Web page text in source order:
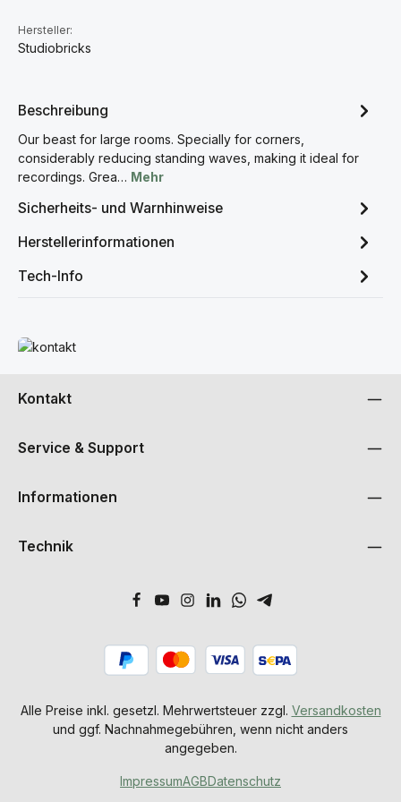
Hersteller:
Studiobricks
Beschreibung
Our beast for large rooms. Specially for corners,
considerably reducing standing waves, making it ideal for
recordings. Grea… Mehr
Sicherheits- und Warnhinweise
Herstellerinformationen
Tech-Info
Mehr erfahren
Kontakt
Service & Support
Informationen
Technik
Alle Preise inkl. gesetzl. Mehrwertsteuer zzgl. Versandkosten
und ggf. Nachnahmegebühren, wenn nicht anders
angegeben.
ImpressumAGBDatenschutz